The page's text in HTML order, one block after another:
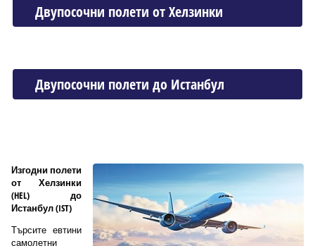
Двупосочни полети от Хелзинки
Двупосочни полети до Истанбул
Изгодни полети
от Хелзинки
(HEL) до
Истанбул (IST)
Търсите евтини
самолетни